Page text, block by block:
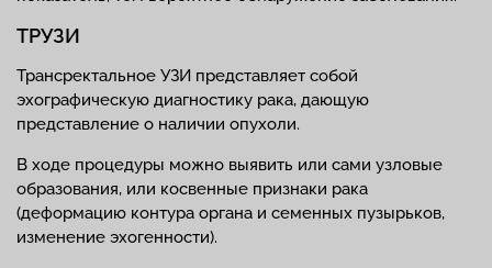
ТРУЗИ
Трансректальное УЗИ представляет собой
эхографическую диагностику рака, дающую
представление о наличии опухоли.
В ходе процедуры можно выявить или сами узловые
образования, или косвенные признаки рака
(деформацию контура органа и семенных пузырьков,
изменение эхогенности).